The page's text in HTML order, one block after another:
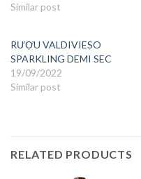
Similar post
RƯỢU VALDIVIESO
SPARKLING DEMI SEC
19/09/2022
Similar post
RELATED PRODUCTS